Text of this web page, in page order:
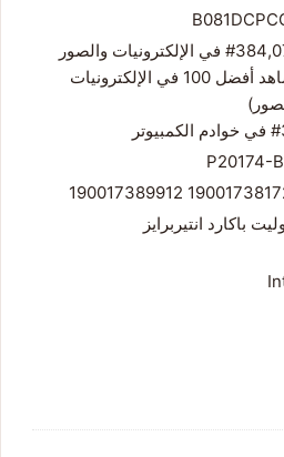
#384,079 في الإلكترونيات والصور
شاهد أفضل 100 في الإلكترونيات
)
خوادم الكمبيوتر
P20174-
190017381725
باكارد انتيربرايز